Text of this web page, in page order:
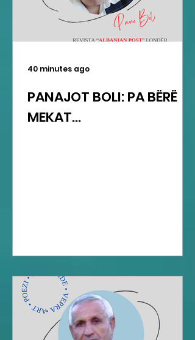
PANAJOT BOLI: PA BËRË
MEKAT...
40 minutes ago